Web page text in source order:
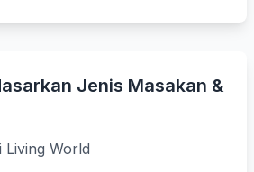
Jenis Masakan &
Living World